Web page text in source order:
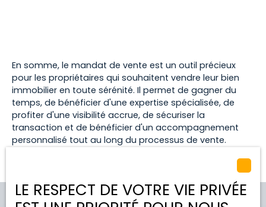
En somme, le mandat de vente est un outil précieux
pour les propriétaires qui souhaitent vendre leur bien
immobilier en toute sérénité. Il permet de gagner du
temps, de bénéficier d'une expertise spécialisée, de
profiter d'une visibilité accrue, de sécuriser la
transaction et de bénéficier d'un accompagnement
personnalisé tout au long du processus de vente.
LE RESPECT DE VOTRE VIE PRIVÉE